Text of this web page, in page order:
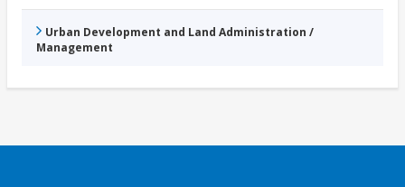
Urban Development and Land Administration /
Management